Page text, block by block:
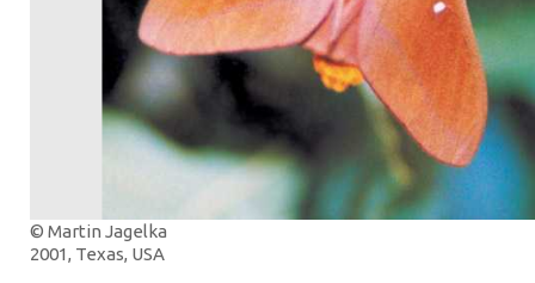
© Martin Jagelka
2001, Texas, USA